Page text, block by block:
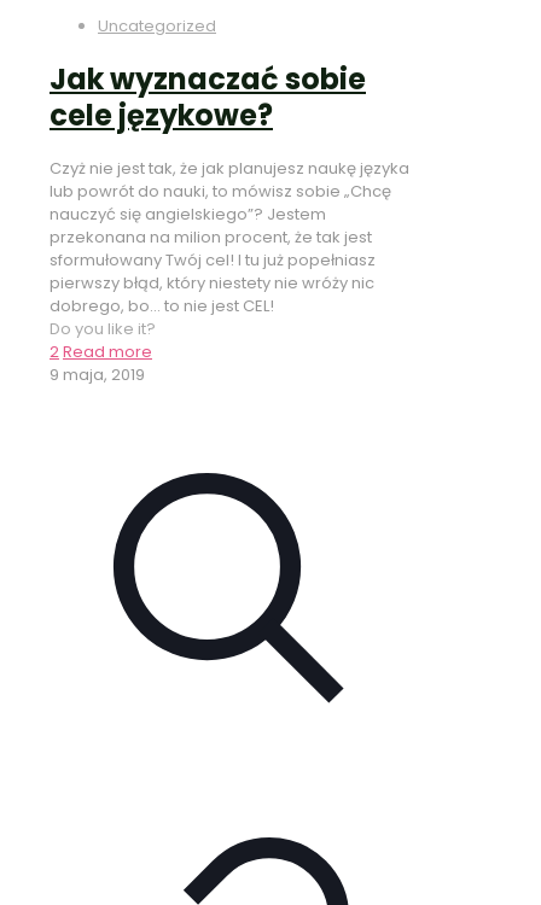
Uncategorized
Jak wyznaczać sobie
cele językowe?
Czyż nie jest tak, że jak planujesz naukę języka
lub powrót do nauki, to mówisz sobie „Chcę
nauczyć się angielskiego”? Jestem
przekonana na milion procent, że tak jest
sformułowany Twój cel! I tu już popełniasz
pierwszy błąd, który niestety nie wróży nic
dobrego, bo… to nie jest CEL!
Do you like it?
2Read more
9 maja, 2019